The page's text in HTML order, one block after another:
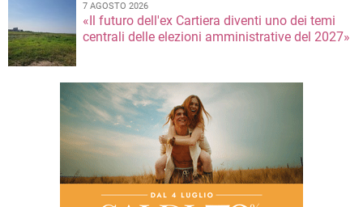
7 AGOSTO 2026
«Il futuro dell'ex Cartiera diventi uno dei temi
centrali delle elezioni amministrative del 2027»